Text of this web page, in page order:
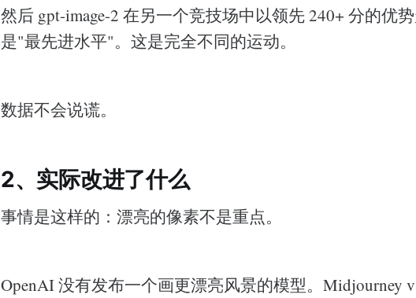
然后 gpt-image-2 在另一个竞技场中以领先 240+ 分的优
是"最先进水平"。这是完全不同的运动。
数据不会说谎。
2、实际改进了什么
事情是这样的：漂亮的像素不是重点。
OpenAI 没有发布一个画更漂亮风景的模型。Midjourney